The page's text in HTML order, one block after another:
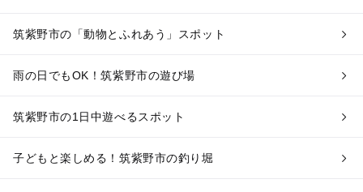
筑紫野市の「動物とふれあう」スポット
雨の日でもOK！筑紫野市の遊び場
筑紫野市の1日中遊べるスポット
子どもと楽しめる！筑紫野市の釣り堀